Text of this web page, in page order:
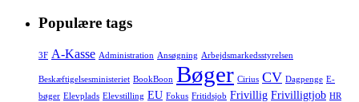
Populære tags
3F A-Kasse Administration Ansøgning Arbejdsmarkedsstyrelsen
Beskæftigelsesministeriet BookBoon Bøger Cirius CV Dagpenge E-
bøger Elevplads Elevstilling EU Fokus Fritidsjob Frivillig Frivilligtjob HR